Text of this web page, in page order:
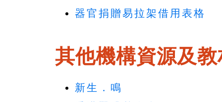
器官捐贈易拉架借用表格
其他機構資源及教
新生．鳴